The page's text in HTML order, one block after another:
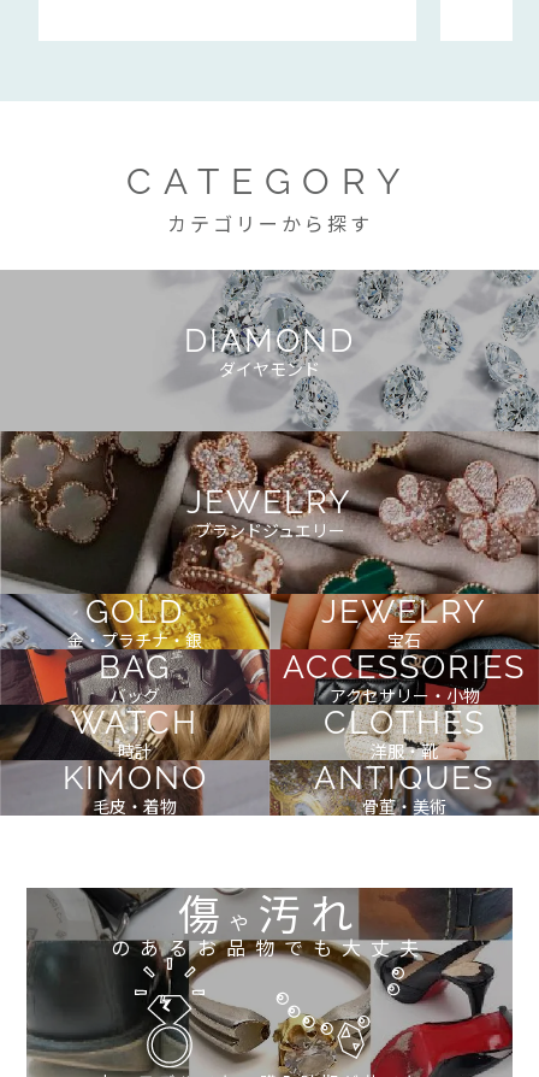
CATEGORY
カテゴリーから探す
DIAMOND
ダイヤモンド
JEWELRY
ブランドジュエリー
GOLD
金・プラチナ・銀
JEWELRY
宝石
BAG
バッグ
ACCESSORIES
アクセサリー・小物
WATCH
時計
CLOTHES
洋服・靴
KIMONO
毛皮・着物
ANTIQUES
骨董・美術
傷や 汚れ
のあるお品物でも大丈夫